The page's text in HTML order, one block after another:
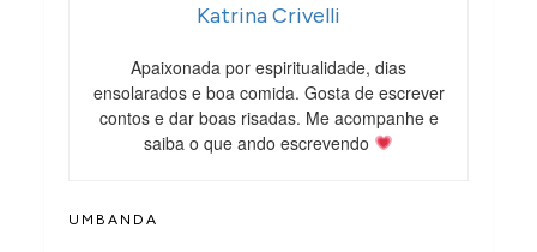
Katrina Crivelli
Apaixonada por espiritualidade, dias
ensolarados e boa comida. Gosta de escrever
contos e dar boas risadas. Me acompanhe e
saiba o que ando escrevendo
UMBANDA